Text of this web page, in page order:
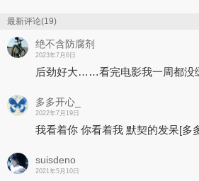
最新评论(19)
绝不含防腐剂
2023年7月6日
后劲好大……看完电影我一周都没
多多开心_
2022年7月19日
我看着你 你看着我 默契的发呆[多
suisdeno
2021年5月10日